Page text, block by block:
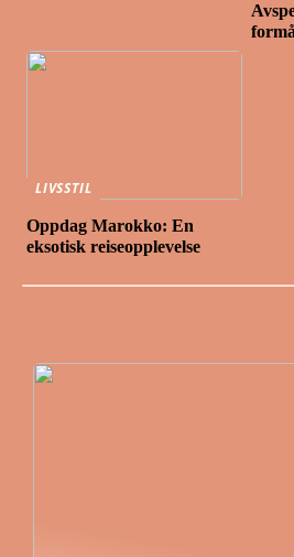
LIVSSTIL
Oppdag Marokko: En
eksotisk reiseopplevelse